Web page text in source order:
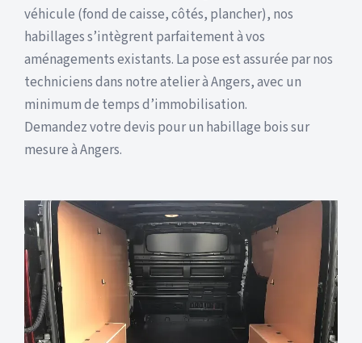
véhicule (fond de caisse, côtés, plancher), nos
habillages s’intègrent parfaitement à vos
aménagements existants. La pose est assurée par nos
techniciens dans notre atelier à Angers, avec un
minimum de temps d’immobilisation.
Demandez votre devis pour un habillage bois sur
mesure à Angers.